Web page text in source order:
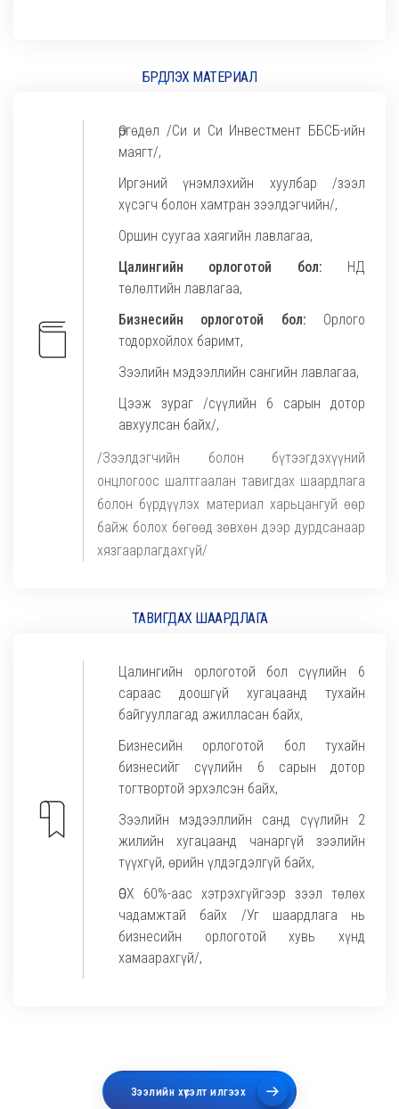
БҮРДҮҮЛЭХ МАТЕРИАЛ
Өргөдөл /Си и Си Инвестмент ББСБ-ийн
маягт/,
Иргэний үнэмлэхийн хуулбар /зээл
хүсэгч болон хамтран зээлдэгчийн/,
Оршин суугаа хаягийн лавлагаа,
Цалингийн орлоготой бол: НД
төлөлтийн лавлагаа,
Бизнесийн орлоготой бол: Орлого
тодорхойлох баримт,
Зээлийн мэдээллийн сангийн лавлагаа,
Цээж зураг /сүүлийн 6 сарын дотор
авхуулсан байх/,
/Зээлдэгчийн болон бүтээгдэхүүний
онцлогоос шалтгаалан тавигдах шаардлага
болон бүрдүүлэх материал харьцангуй өөр
байж болох бөгөөд зөвхөн дээр дурдсанаар
хязгаарлагдахгүй/
ТАВИГДАХ ШААРДЛАГА
Цалингийн орлоготой бол сүүлийн 6
сараас доошгүй хугацаанд тухайн
байгууллагад ажилласан байх,
Бизнесийн орлоготой бол тухайн
бизнесийг сүүлийн 6 сарын дотор
тогтвортой эрхэлсэн байх,
Зээлийн мэдээллийн санд сүүлийн 2
жилийн хугацаанд чанаргүй зээлийн
түүхгүй, өрийн үлдэгдэлгүй байх,
ӨОХ 60%-аас хэтрэхгүйгээр зээл төлөх
чадамжтай байх /Уг шаардлага нь
бизнесийн орлоготой хувь хүнд
хамаарахгүй/,
Зээлийн хүсэлт илгээх